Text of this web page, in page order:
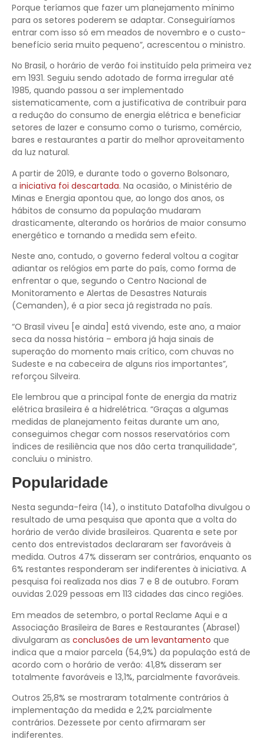
Porque teríamos que fazer um planejamento mínimo
para os setores poderem se adaptar. Conseguiríamos
entrar com isso só em meados de novembro e o custo-
benefício seria muito pequeno”, acrescentou o ministro.
No Brasil, o horário de verão foi instituído pela primeira vez
em 1931. Seguiu sendo adotado de forma irregular até
1985, quando passou a ser implementado
sistematicamente, com a justificativa de contribuir para
a redução do consumo de energia elétrica e beneficiar
setores de lazer e consumo como o turismo, comércio,
bares e restaurantes a partir do melhor aproveitamento
da luz natural.
A partir de 2019, e durante todo o governo Bolsonaro,
a iniciativa foi descartada. Na ocasião, o Ministério de
Minas e Energia apontou que, ao longo dos anos, os
hábitos de consumo da população mudaram
drasticamente, alterando os horários de maior consumo
energético e tornando a medida sem efeito.
Neste ano, contudo, o governo federal voltou a cogitar
adiantar os relógios em parte do país, como forma de
enfrentar o que, segundo o Centro Nacional de
Monitoramento e Alertas de Desastres Naturais
(Cemanden), é a pior seca já registrada no país.
“O Brasil viveu [e ainda] está vivendo, este ano, a maior
seca da nossa história – embora já haja sinais de
superação do momento mais crítico, com chuvas no
Sudeste e na cabeceira de alguns rios importantes”,
reforçou Silveira.
Ele lembrou que a principal fonte de energia da matriz
elétrica brasileira é a hidrelétrica. “Graças a algumas
medidas de planejamento feitas durante um ano,
conseguimos chegar com nossos reservatórios com
índices de resiliência que nos dão certa tranquilidade”,
concluiu o ministro.
Popularidade
Nesta segunda-feira (14), o instituto Datafolha divulgou o
resultado de uma pesquisa que aponta que a volta do
horário de verão divide brasileiros. Quarenta e sete por
cento dos entrevistados declararam ser favoráveis à
medida. Outros 47% disseram ser contrários, enquanto os
6% restantes responderam ser indiferentes à iniciativa. A
pesquisa foi realizada nos dias 7 e 8 de outubro. Foram
ouvidas 2.029 pessoas em 113 cidades das cinco regiões.
Em meados de setembro, o portal Reclame Aqui e a
Associação Brasileira de Bares e Restaurantes (Abrasel)
divulgaram as conclusões de um levantamento que
indica que a maior parcela (54,9%) da população está de
acordo com o horário de verão: 41,8% disseram ser
totalmente favoráveis e 13,1%, parcialmente favoráveis.
Outros 25,8% se mostraram totalmente contrários à
implementação da medida e 2,2% parcialmente
contrários. Dezessete por cento afirmaram ser
indiferentes.